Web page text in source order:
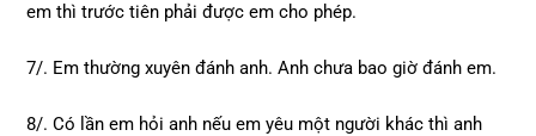
em thì trước tiên phải được em cho phép.
7/. Em thường xuyên đánh anh. Anh chưa bao giờ đánh em.
8/. Có lần em hỏi anh nếu em yêu một người khác thì anh